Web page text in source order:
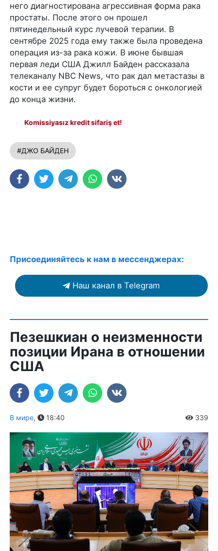
него диагностирована агрессивная форма рака
простаты. После этого он прошел
пятинедельный курс лучевой терапии. В
сентябре 2025 года ему также была проведена
операция из-за рака кожи. В июне бывшая
первая леди США Джилл Байден рассказала
телеканалу NBC News, что рак дал метастазы в
кости и ее супруг будет бороться с онкологией
до конца жизни.
Komissiyasız kredit sifariş et!
#ДЖО БАЙДЕН
Присоединяйтесь к нам в мессенджерах:
Наш канал в Telegram
Пезешкиан о неизменности
позиции Ирана в отношении
США
В мире, 18:40 339